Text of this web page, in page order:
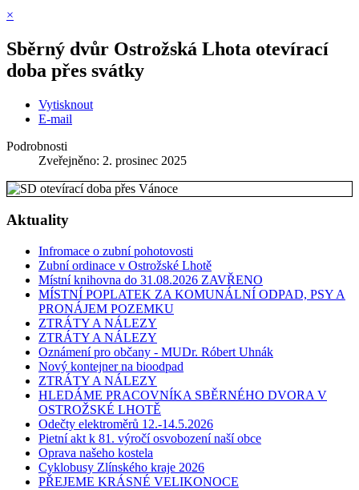
×
Sběrný dvůr Ostrožská Lhota otevírací
doba přes svátky
Vytisknout
E-mail
Podrobnosti
Zveřejněno: 2. prosinec 2025
Aktuality
Infromace o zubní pohotovosti
Zubní ordinace v Ostrožské Lhotě
Místní knihovna do 31.08.2026 ZAVŘENO
MÍSTNÍ POPLATEK ZA KOMUNÁLNÍ ODPAD, PSY A
PRONÁJEM POZEMKU
ZTRÁTY A NÁLEZY
ZTRÁTY A NÁLEZY
Oznámení pro občany - MUDr. Róbert Uhnák
Nový kontejner na bioodpad
ZTRÁTY A NÁLEZY
HLEDÁME PRACOVNÍKA SBĚRNÉHO DVORA V
OSTROŽSKÉ LHOTĚ
Odečty elektroměrů 12.-14.5.2026
Pietní akt k 81. výročí osvobození naší obce
Oprava našeho kostela
Cyklobusy Zlínského kraje 2026
PŘEJEME KRÁSNÉ VELIKONOCE